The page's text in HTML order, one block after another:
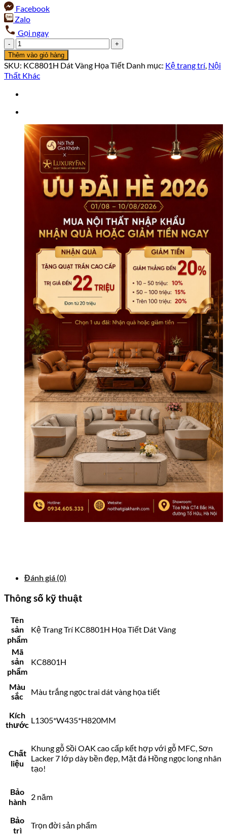
Facebook
Zalo
Gọi ngay
Kệ
Trang
Trí
KC8801H
Dát
Vàng
Tiết
lượng
Thêm vào giỏ hàng
SKU: KC8801H Dát Vàng Họa Tiết Danh mục: Kệ trang trí, Nội
Thất Khác
Đánh giá (0)
Thông số kỹ thuật
Tên
sản
phẩm
Kệ Trang Trí KC8801H Họa Tiết Dát Vàng
Mã
sản
phẩm
KC8801H
Màu
sắc
Màu trắng ngọc trai dát vàng họa tiết
Kích
thước L1305*W435*H820MM
Chất
liệu
Khung gỗ Sồi OAK cao cấp kết hợp với gỗ MFC, Sơn
Lacker 7 lớp dày bền đẹp, Mặt đá Hồng ngọc long nhân
tạo!
Bảo
hành
2 năm
Bảo
trì
Trọn đời sản phẩm